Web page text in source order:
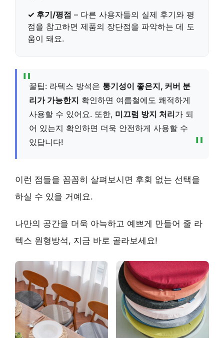
✓ 후기/평점 – 다른 사용자들의 실제 후기와 평
점을 참고하면 제품의 장단점을 파악하는 데 도
움이 돼요.
꿀팁: 라텍스 방석은 통기성이 좋은지, 커버 분
리가 가능한지 확인하면 여름철에도 쾌적하게
사용할 수 있어요. 또한, 미끄럼 방지 처리가 되
어 있는지 확인하면 더욱 안전하게 사용할 수
있답니다!
이런 점들을 꼼꼼히 살펴보시면 후회 없는 선택을
하실 수 있을 거예요.
나만의 공간을 더욱 아늑하고 예쁘게 만들어 줄 라
텍스 원형방석, 지금 바로 골라보세요!